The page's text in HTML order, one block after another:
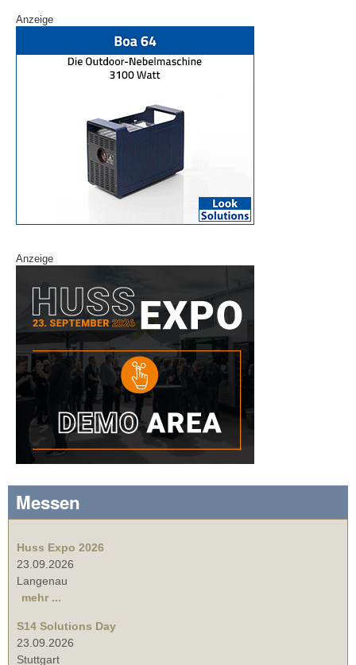
Anzeige
Anzeige
Messen
Huss Expo 2026
23.09.2026
Langenau
mehr ...
S14 Solutions Day
23.09.2026
Stuttgart